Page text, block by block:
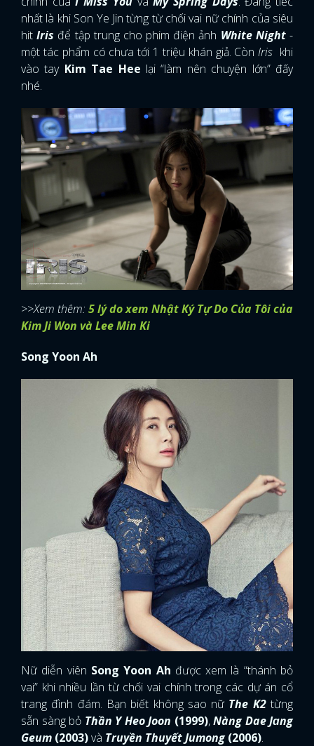
nhất là khi Son Ye Jin từng từ chối vai nữ chính của siêu
hitIris để tập trung cho phim điện ảnh White Night -
một tác phẩm có chưa tới 1 triệu khán giả. CònIris khi
vào tay Kim Tae Hee lại “làm nên chuyện lớn” đấy
nhé.
>>Xem thêm:5 lý do xem Nhật Ký Tự Do Của Tôi của
Kim Ji Won và Lee Min Ki
Song Yoon Ah
Nữ diễn viên Song Yoon Ah được xem là “thánh bỏ
vai” khi nhiều lần từ chối vai chính trong các dự án cổ
trang đình đám. Bạn biết không sao nữ The K2từng
sẵn sàng bỏ Thần Y Heo Joon (1999),Nàng Dae Jɑng
Geum (2003)và Truyền Thuyết Jumong(2006).